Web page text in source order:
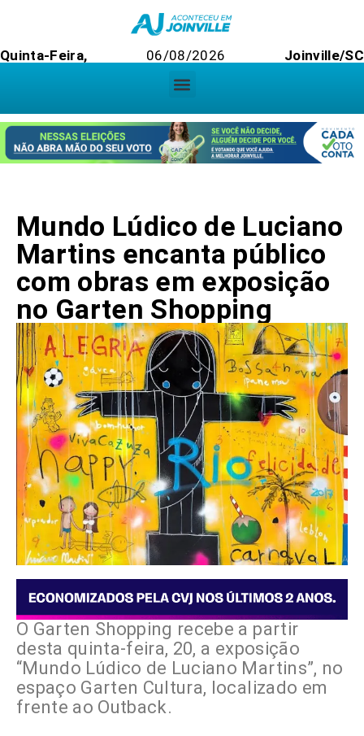
Quinta-Feira, 06/08/2026 Joinville/SC
Mundo Lúdico de Luciano
Martins encanta público
com obras em exposição
no Garten Shopping
O Garten Shopping recebe a partir
desta quinta-feira, 20, a exposição
“Mundo Lúdico de Luciano Martins”, no
espaço Garten Cultura, localizado em
frente ao Outback.